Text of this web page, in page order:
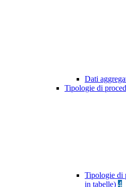
Dati
Tipologie di
Tipologie di
in tabelle) 4